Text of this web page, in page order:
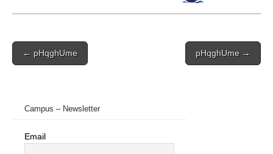
Post
navigation
← pHqghUme pHqghUme →
Campus – Newsletter
Email